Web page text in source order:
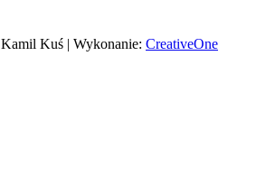
Kamil Kuś | Wykonanie: CreativeOne